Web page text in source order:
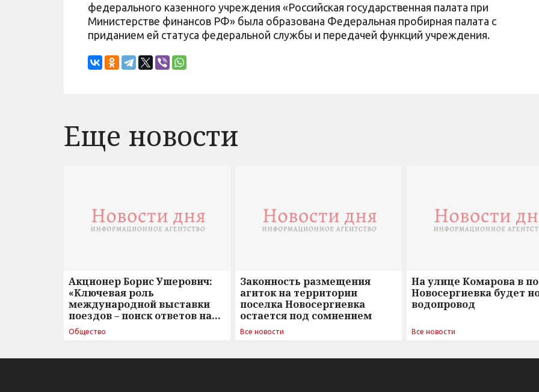
федерального казенного учреждения «Российская государственная палата при
Министерстве финансов РФ» была образована Федеральная пробирная палата с
приданием ей статуса федеральной службы и передачей функций учреждения.
Еще новости
Акционер Борис Ушерович:
«Ключевая роль
международной выставки
поездов – поиск ответов на
вызовы времени»
Общество
Законность размещения
агиток на территории
поселка Новосергиевка
остается под сомнением
Все новости
На улице Комарова в
Новосергиевка будет
водопровод
Все новости